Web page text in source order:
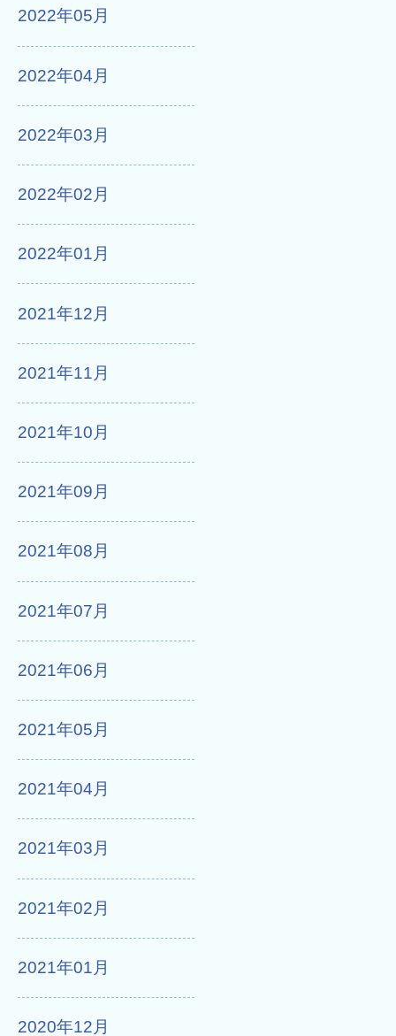
2022年05月
2022年04月
2022年03月
2022年02月
2022年01月
2021年12月
2021年11月
2021年10月
2021年09月
2021年08月
2021年07月
2021年06月
2021年05月
2021年04月
2021年03月
2021年02月
2021年01月
2020年12月